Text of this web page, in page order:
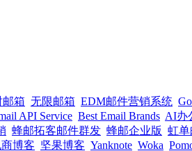
邮箱 无限邮箱 EDM邮件营销系统
API Service Best Email Brands AI办
蜂邮拓客邮件群发 蜂邮企业版 虹
博客 坚果博客 Yanknote Woka